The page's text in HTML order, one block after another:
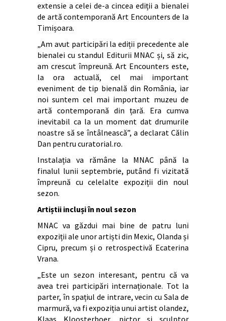
extensie a celei de-a cincea ediții a bienalei
de artă contemporană Art Encounters de la
Timișoara.
„Am avut participări la ediții precedente ale
bienalei cu standul Editurii MNAC și, să zic,
am crescut împreună. Art Encounters este,
la ora actuală, cel mai important
eveniment de tip bienală din România, iar
noi suntem cel mai important muzeu de
artă contemporană din țară. Era cumva
inevitabil ca la un moment dat drumurile
noastre să se întâlnească”, a declarat Călin
Dan pentru curatorial.ro.
Instalația va rămâne la MNAC până la
finalul lunii septembrie, putând fi vizitată
împreună cu celelalte expoziții din noul
sezon.
Artiștii incluși în noul sezon
MNAC va găzdui mai bine de patru luni
expoziții ale unor artiști din Mexic, Olanda și
Cipru, precum și o retrospectivă Ecaterina
Vrana.
„Este un sezon interesant, pentru că va
avea trei participări internaționale. Tot la
parter, în spațiul de intrare, vecin cu Sala de
marmură, va fi expoziția unui artist olandez,
Klaas Kloosterboer, pictor și sculptor